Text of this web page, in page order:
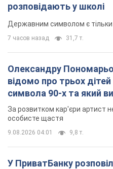
розповідають у школі
Державним символом є тільки
7 часов назад 31,7 т.
Олександру
відомо про трьох
символа 90-х та який
мають
За розвитком кар'єри артист
особисте щастя
9.08.2026 04:01 9,8 т.
У ПриватБанку